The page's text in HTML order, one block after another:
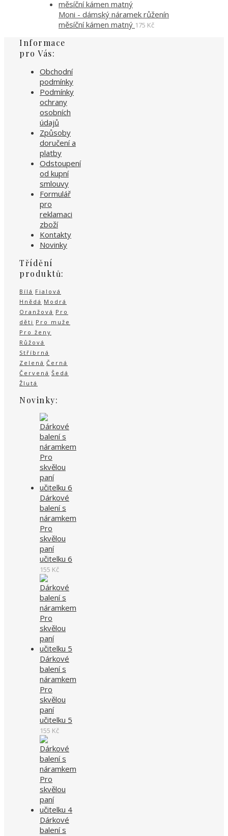
Moni - dámský náramek růženín
měsíční kámen matný 175 Kč
Informace
pro Vás:
Obchodní
podmínky
Podmínky
ochrany
osobních
údajů
Způsoby
doručení a
platby
Odstoupení
od kupní
smlouvy
Formulář
pro
reklamaci
zboží
Kontakty
Novinky
Třídění
produktů:
Bílá Fialová
Hnědá Modrá
Oranžová Pro
děti Pro muže
Pro ženy
Růžová
Stříbrná
Zelená Černá
Červená Šedá
Žlutá
Novinky:
Dárkové
balení s
náramkem
Pro
skvělou
paní
učitelku 6
155 Kč
Dárkové
balení s
náramkem
Pro
skvělou
paní
učitelku 5
155 Kč
Dárkové
balení s